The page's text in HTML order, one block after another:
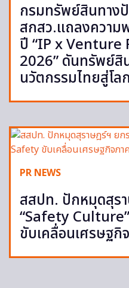
กรมทรัพย์สินทา
สกสว.แถลงความ
ปี “IP x Venture
2026” ดันทรัพย์
นวัตกรรมไทยสู่โล
PR NEWS
สสปท. ปักหมุดสุร
“Safety
ขับเคลื่อนเศรษฐกิ